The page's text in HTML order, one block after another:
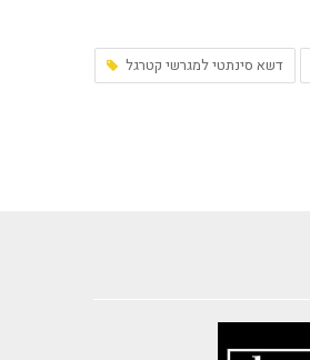
דשא סינתטי למגרשי קטרגל